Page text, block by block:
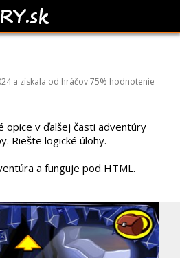
GO HAPPY
a získala od hráčov75% hodnotenie
opice v ďalšej časti adventúry
Riešte logické úlohy.
a funguje pod HTML.